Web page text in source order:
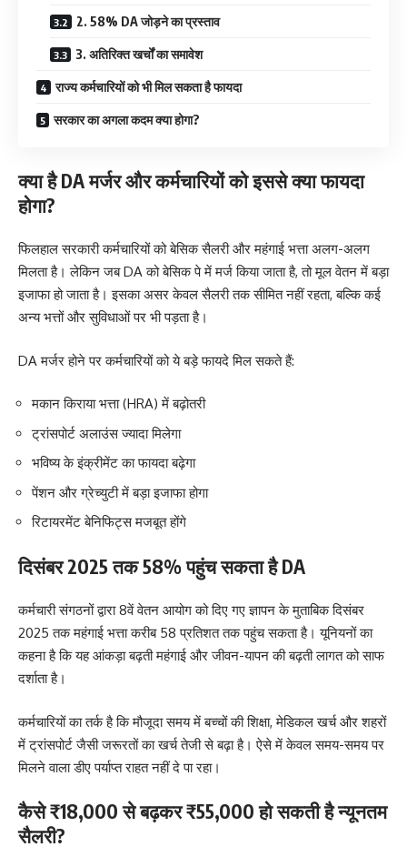
2. 58% DA जोड़ने का प्रस्ताव
3. अतिरिक्त खर्चों का समावेश
राज्य कर्मचारियों को भी मिल सकता है फायदा
सरकार का अगला कदम क्या होगा?
क्या है DA मर्जर और कर्मचारियों को इससे क्या फायदा
होगा?
फिलहाल सरकारी कर्मचारियों को बेसिक सैलरी और महंगाई भत्ता अलग-अलग
मिलता है। लेकिन जब DA को बेसिक पे में मर्ज किया जाता है, तो मूल वेतन में बड़ा
इजाफा हो जाता है। इसका असर केवल सैलरी तक सीमित नहीं रहता, बल्कि कई
अन्य भत्तों और सुविधाओं पर भी पड़ता है।
DA मर्जर होने पर कर्मचारियों को ये बड़े फायदे मिल सकते हैं:
मकान किराया भत्ता (HRA) में बढ़ोतरी
ट्रांसपोर्ट अलाउंस ज्यादा मिलेगा
भविष्य के इंक्रीमेंट का फायदा बढ़ेगा
पेंशन और ग्रेच्युटी में बड़ा इजाफा होगा
रिटायरमेंट बेनिफिट्स मजबूत होंगे
दिसंबर 2025 तक 58% पहुंच सकता है DA
कर्मचारी संगठनों द्वारा 8वें वेतन आयोग को दिए गए ज्ञापन के मुताबिक दिसंबर
2025 तक महंगाई भत्ता करीब 58 प्रतिशत तक पहुंच सकता है। यूनियनों का
कहना है कि यह आंकड़ा बढ़ती महंगाई और जीवन-यापन की बढ़ती लागत को साफ
दर्शाता है।
कर्मचारियों का तर्क है कि मौजूदा समय में बच्चों की शिक्षा, मेडिकल खर्च और शहरों
में ट्रांसपोर्ट जैसी जरूरतों का खर्च तेजी से बढ़ा है। ऐसे में केवल समय-समय पर
मिलने वाला डीए पर्याप्त राहत नहीं दे पा रहा।
कैसे ₹18,000 से बढ़कर ₹55,000 हो सकती है न्यूनतम
सैलरी?